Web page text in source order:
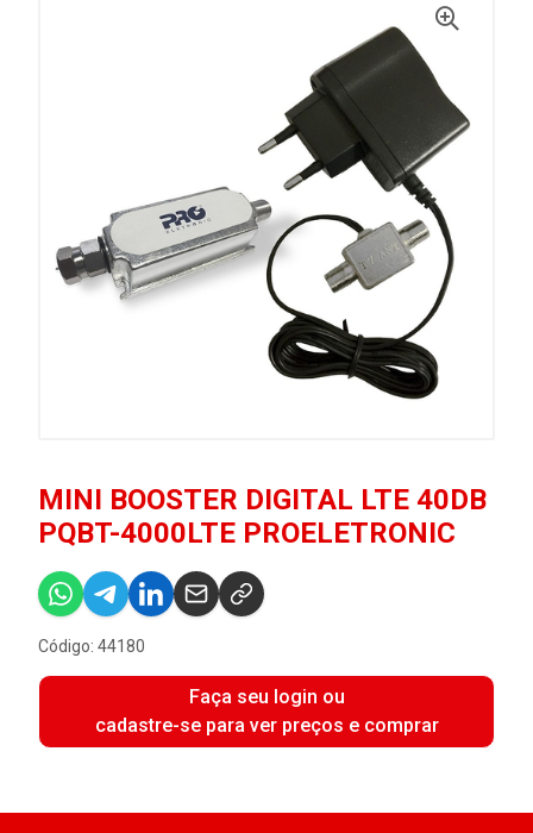
MINI BOOSTER DIGITAL LTE 40DB
PQBT-4000LTE PROELETRONIC
Código: 44180
Faça seu login ou
cadastre-se para ver preços e comprar